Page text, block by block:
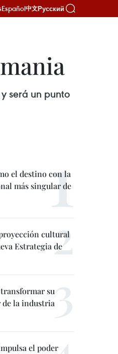
Español中文Русский
será un punto
el destino con la
más singular de
cultural
Estrategia de
su
la industria
el poder